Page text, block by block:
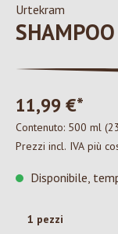
Urtekram
11,99 €*
Contenuto: 500 ml
Prezzi incl. IVA più
Disponibile,